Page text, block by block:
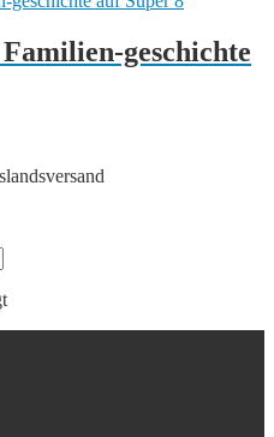
geschichte